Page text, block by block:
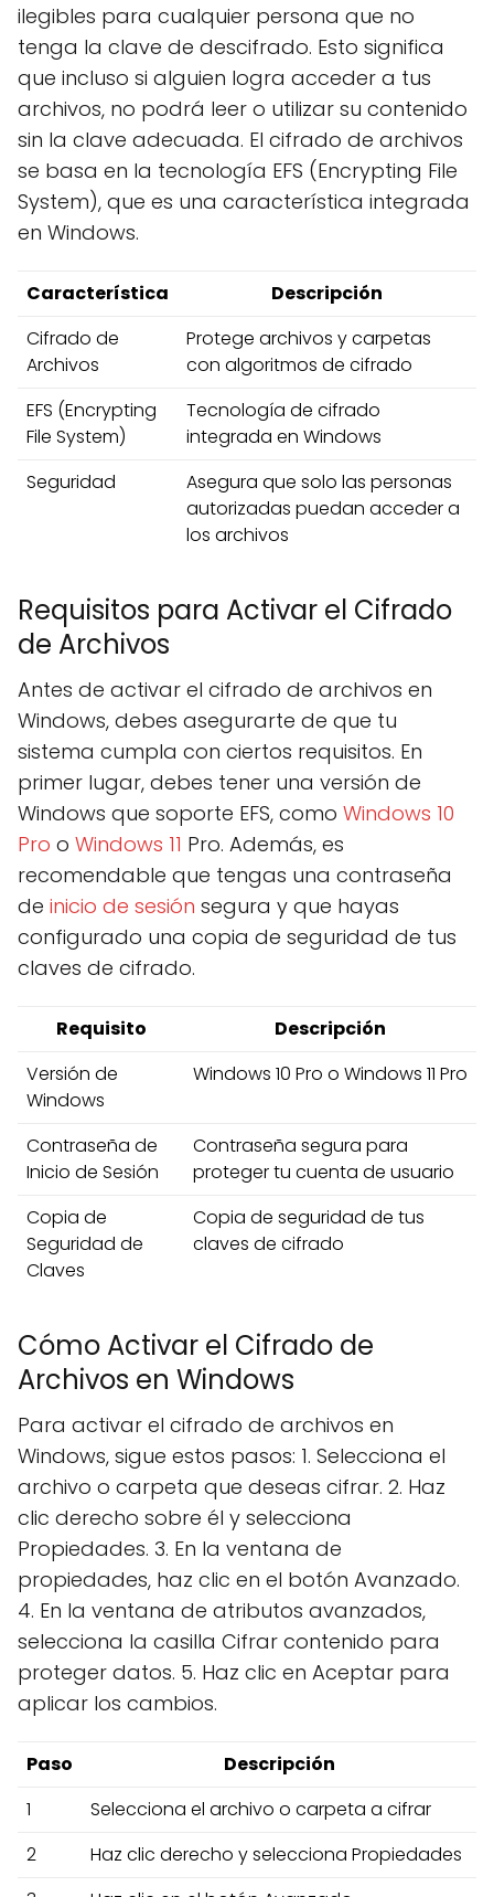
ilegibles para cualquier persona que no
tenga la clave de descifrado. Esto significa
que incluso si alguien logra acceder a tus
archivos, no podrá leer o utilizar su contenido
sin la clave adecuada. El cifrado de archivos
se basa en la tecnología EFS (Encrypting File
System), que es una característica integrada
en Windows.
Característica
Descripción
Cifrado de
Archivos
Protege archivos y carpetas
con algoritmos de cifrado
EFS (Encrypting
File System)
Tecnología de cifrado
integrada en Windows
Seguridad
Asegura que solo las personas
autorizadas puedan acceder a
los archivos
Requisitos para Activar el Cifrado
de Archivos
Antes de activar el cifrado de archivos en
Windows, debes asegurarte de que tu
sistema cumpla con ciertos requisitos. En
primer lugar, debes tener una versión de
Windows que soporte EFS, como Windows 10
Pro o Windows 11 Pro. Además, es
recomendable que tengas una contraseña
de inicio de sesión segura y que hayas
configurado una copia de seguridad de tus
claves de cifrado.
Requisito
Descripción
Versión de
Windows
Windows 10 Pro o Windows 11 Pro
Contraseña de
Inicio de Sesión
Contraseña segura para
proteger tu cuenta de usuario
Copia de
Seguridad de
Claves
Copia de seguridad de tus
claves de cifrado
Cómo Activar el Cifrado de
Archivos en Windows
Para activar el cifrado de archivos en
Windows, sigue estos pasos: 1. Selecciona el
archivo o carpeta que deseas cifrar. 2. Haz
clic derecho sobre él y selecciona
Propiedades. 3. En la ventana de
propiedades, haz clic en el botón Avanzado.
4. En la ventana de atributos avanzados,
selecciona la casilla Cifrar contenido para
proteger datos. 5. Haz clic en Aceptar para
aplicar los cambios.
Paso
Descripción
1
Selecciona el archivo o carpeta a cifrar
2
Haz clic derecho y selecciona Propiedades